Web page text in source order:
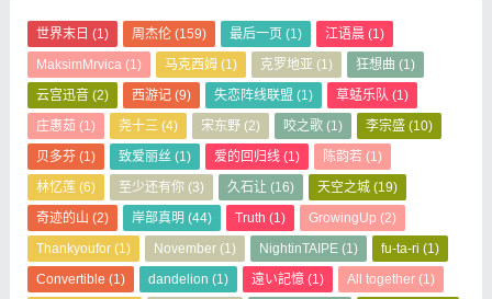
世界末日 (1) 周杰伦(159) 最后一页 (1) 江语晨(1)
MaksimMrvica(1) 马克西姆(1) 克罗地亚(1) 狂想曲 (1)
云宫迅音(2) 西游记(9) 失恋阵线联盟 (1) 草蜢乐队 (1)
庄惠茹 (1) 尧十三(4) 宋东野(2) 咬之歌(1) 李宗盛(10)
贝多芬(1) 致爱丽丝(1) 爱的回归线(1) 陈韵若(1)
林忆莲(6) 至少还有你(3) 久石让 (16) 天空之城(19)
奇迹的山 (2) 岸部真明 (44) Truth (1) GrowingUp (2)
Thankyoufor(1) November(1) NightinTAIPE(1) fu-ta-ri (1)
Convertible (1) dandelion (1) 遠い記憶(1) All together(1)